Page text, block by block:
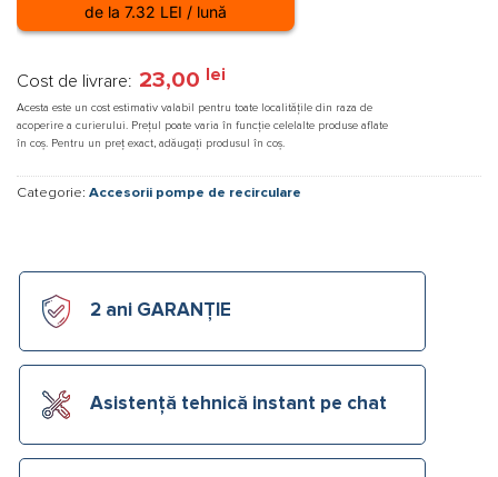
de la 7.32 LEI / lună
Cost de livrare: 23,00 lei
Acesta este un cost estimativ valabil pentru toate localitățile din raza de
acoperire a curierului. Prețul poate varia în funcție celelalte produse aflate
în coș. Pentru un preț exact, adăugați produsul în coș.
Categorie: Accesorii pompe de recirculare
2 ani GARANȚIE
Asistență tehnică instant pe chat